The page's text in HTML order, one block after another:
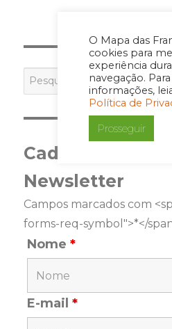
O Mapa das
cookies para
experiência
navegação.
informações,
Política de
Prosseguir
por:
Cadastre-se para
Newsletter
Campos marcados com
forms-req-symbol">*</
Nome*
E-mail*